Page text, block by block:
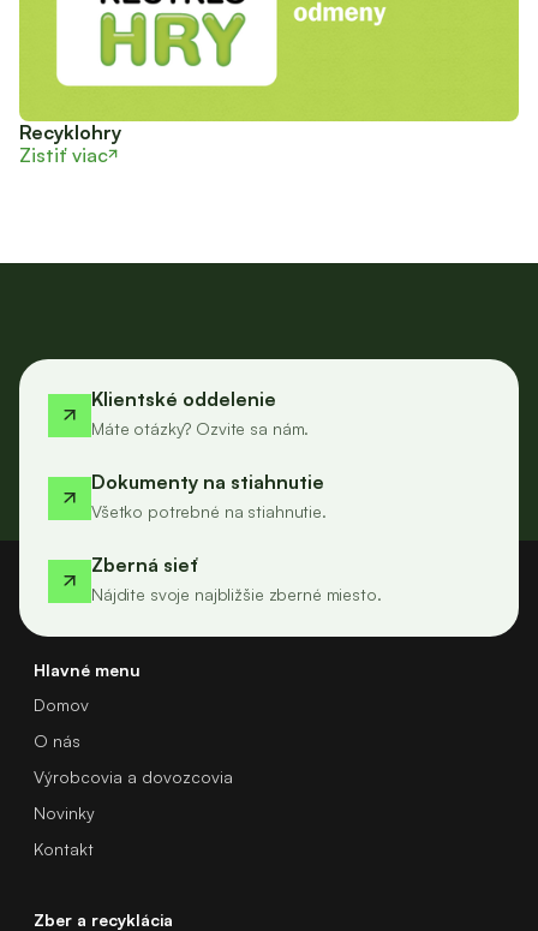
Recyklohry
Zistiť viac
Klientské oddelenie
Máte otázky? Ozvite sa nám.
Dokumenty na stiahnutie
Všetko potrebné na stiahnutie.
Zberná sieť
Nájdite svoje najbližšie zberné miesto.
Hlavné menu
Domov
O nás
Výrobcovia a dovozcovia
Novinky
Kontakt
Zber a recyklácia